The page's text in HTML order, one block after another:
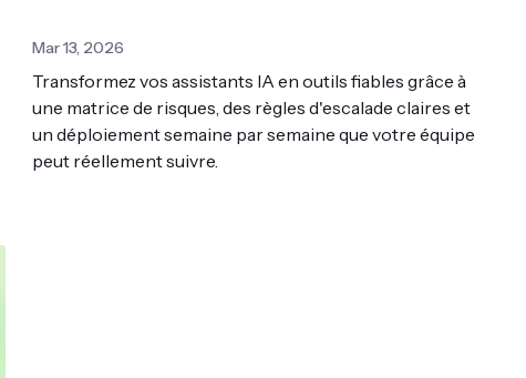
Mar 13, 2026
Transformez vos assistants IA en outils fiables grâce à
une matrice de risques, des règles d'escalade claires et
un déploiement semaine par semaine que votre équipe
peut réellement suivre.